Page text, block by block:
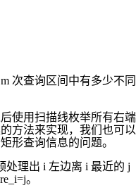
m 次查询区间中有多少不同
使用扫描线枚举所有右端
方法来实现，我们也可以
形查询信息的问题。
处理出 i 左边离 i 最近的 j
。